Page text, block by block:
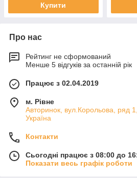
Купити
Про нас
Рейтинг не сформований
Менше 5 відгуків за останній рік
Працює з 02.04.2019
м. Рівне
Авторинок, вул.Корольова, ряд
Україна
Контакти
Сьогодні працює з 08:00 до
Показати весь графік роботи